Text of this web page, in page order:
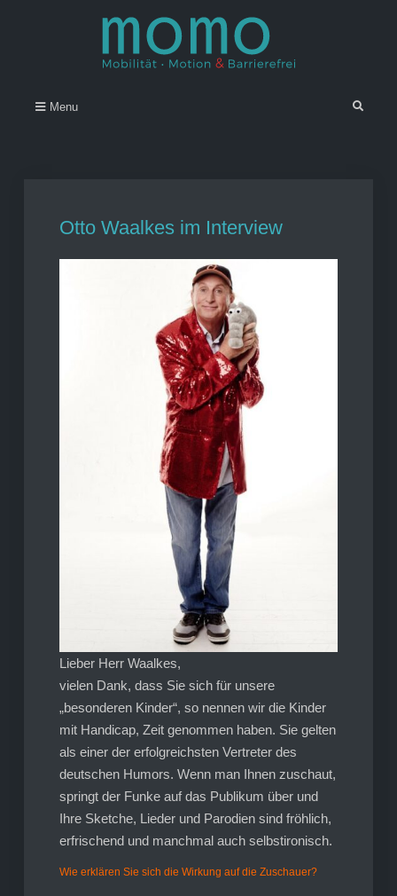
Menu Search
Otto Waalkes im Interview
Lieber Herr Waalkes,
vielen Dank, dass Sie sich für unsere
„besonderen Kinder“, so nennen wir die Kinder
mit Handicap, Zeit genommen haben. Sie gelten
als einer der erfolgreichsten Vertreter des
deutschen Humors. Wenn man Ihnen zuschaut,
springt der Funke auf das Publikum über und
Ihre Sketche, Lieder und Parodien sind fröhlich,
erfrischend und manchmal auch selbstironisch.
Wie erklären Sie sich die Wirkung auf die Zuschauer?